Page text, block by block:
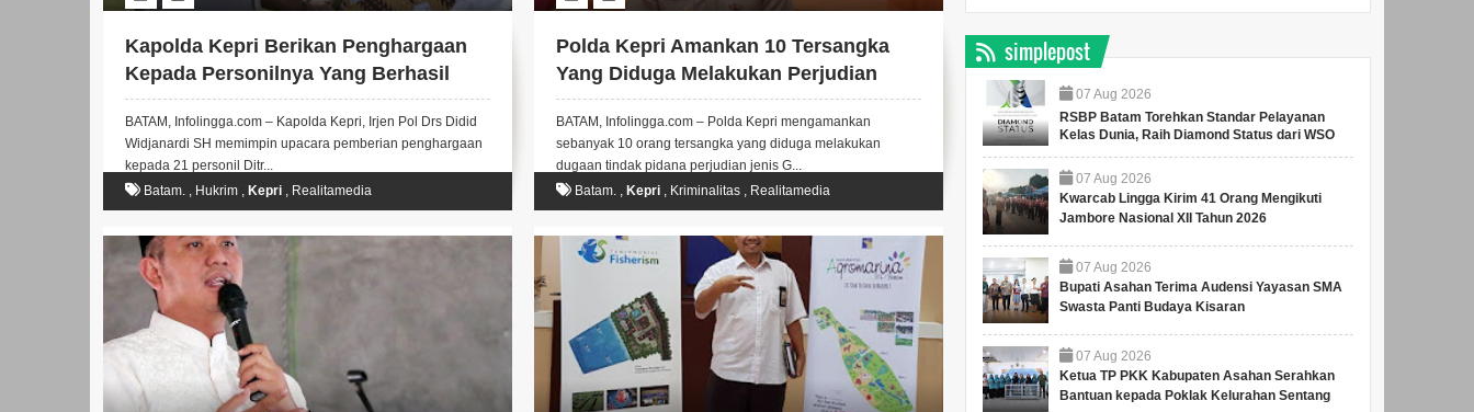
Kapolda Kepri Berikan Penghargaan
Kepada Personilnya Yang Berhasil
Ungkap Kasus Perjudian Gelandang
Permainan Elektronik
BATAM, Infolingga.com – Kapolda Kepri, Irjen Pol Drs Didid
Widjanardi SH memimpin upacara pemberian penghargaan
kepada 21 personil Ditr...
Batam., Hukrim, Kepri, Realitamedia
Polda Kepri Amankan 10 Tersangka
Yang Diduga Melakukan Perjudian
Gelandang Permainan Elektronik
BATAM, Infolingga.com – Polda Kepri mengamankan
sebanyak 10 orang tersangka yang diduga melakukan
dugaan tindak pidana perjudian jenis G...
Batam., Kepri, Kriminalitas, Realitamedia
simplepost
07 Aug 2026
RSBP Batam Torehkan Standar Pelayanan
Kelas Dunia, Raih Diamond Status dari WSO
07 Aug 2026
Kwarcab Lingga Kirim 41 Orang Mengikuti
Jambore Nasional XII Tahun 2026
07 Aug 2026
Bupati Asahan Terima Audensi Yayasan SMA
Swasta Panti Budaya Kisaran
07 Aug 2026
Ketua TP PKK Kabupaten Asahan Serahkan
Bantuan kepada Poklak Kelurahan Sentang